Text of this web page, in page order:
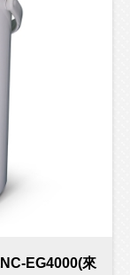
EG4000(來